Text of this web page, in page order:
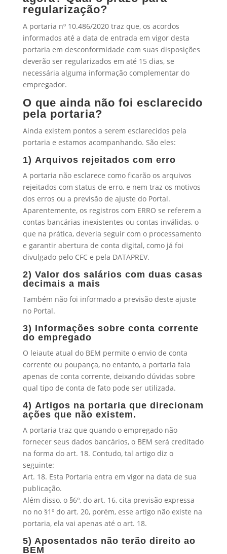
regularização?
A portaria nº 10.486/2020 traz que, os acordos
informados até a data de entrada em vigor desta
portaria em desconformidade com suas disposições
deverão ser regularizados em até 15 dias, se
necessária alguma informação complementar do
empregador.
O que ainda não foi esclarecido
pela portaria?
Ainda existem pontos a serem esclarecidos pela
portaria e estamos acompanhando. São eles:
1) Arquivos rejeitados com erro
A portaria não esclarece como ficarão os arquivos
rejeitados com status de erro, e nem traz os motivos
dos erros ou a previsão de ajuste do Portal.
Aparentemente, os registros com ERRO se referem a
contas bancárias inexistentes ou contas inválidas, o
que na prática, deveria seguir com o processamento
e garantir abertura de conta digital, como já foi
divulgado pelo CFC e pela DATAPREV.
2) Valor dos salários com duas casas
decimais a mais
Também não foi informado a previsão deste ajuste
no Portal.
3) Informações sobre conta corrente
do empregado
O leiaute atual do BEM permite o envio de conta
corrente ou poupança, no entanto, a portaria fala
apenas de conta corrente, deixando dúvidas sobre
qual tipo de conta de fato pode ser utilizada.
4) Artigos na portaria que direcionam
ações que não existem.
A portaria traz que quando o empregado não
fornecer seus dados bancários, o BEM será creditado
na forma do art. 18. Contudo, tal artigo diz o
seguinte:
Art. 18. Esta Portaria entra em vigor na data de sua
publicação.
Além disso, o §6º, do art. 16, cita previsão expressa
no no §1º do art. 20, porém, esse artigo não existe na
portaria, ela vai apenas até o art. 18.
5) Aposentados não terão direito ao
BEM